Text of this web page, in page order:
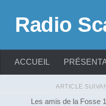
Radio
ACCUEIL
ARTICLE
Les amis de la Fosse